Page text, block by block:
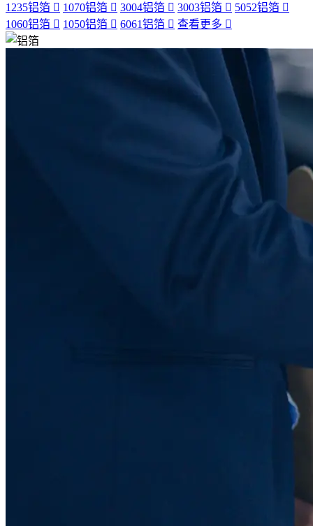
1235铝箔 1070铝箔 3004铝箔 3003铝箔
5052铝箔
1060铝箔
1050铝箔 6061铝箔 查看更多